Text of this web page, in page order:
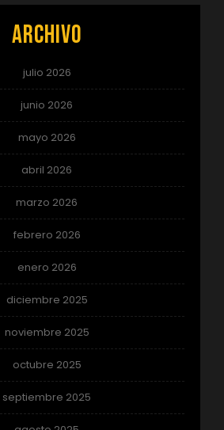
Archivo
julio 2026
junio 2026
mayo 2026
abril 2026
marzo 2026
febrero 2026
enero 2026
diciembre 2025
noviembre 2025
octubre 2025
septiembre 2025